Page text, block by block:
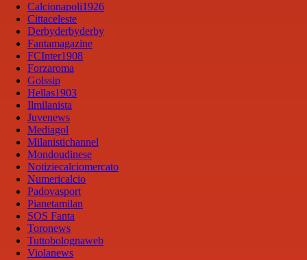
Calcionapoli1926
Cittaceleste
Derbyderbyderby
Fantamagazine
FCInter1908
Forzaroma
Golssip
Hellas1903
Ilmilanista
Juvenews
Mediagol
Milanistichannel
Mondoudinese
Notiziecalciomercato
Numericalcio
Padovasport
Pianetamilan
SOS Fanta
Toronews
Tuttobolognaweb
Violanews